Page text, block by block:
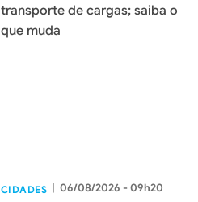
transporte de cargas; saiba o
que muda
CIDADES | 06/08/2026 - 09h20